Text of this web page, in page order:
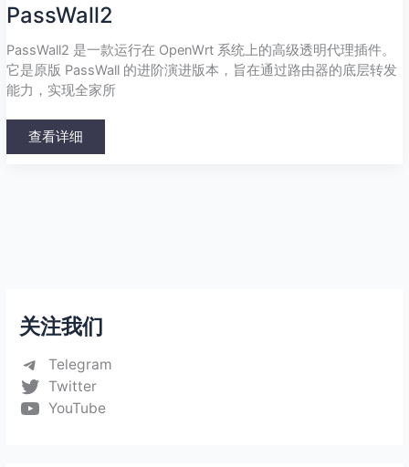
关注我们
Telegram
Twitter
YouTube
PassWall2
PassWall2 是一款运行在 OpenWrt 系统上的高级透明代理插件。
它是原版 PassWall 的进阶演进版本，旨在通过路由器的底层转发
能力，实现全家所
查看详细